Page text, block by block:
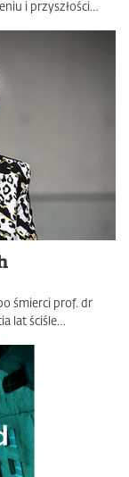
i przyszłości…
śmierci prof. dr
lat ściśle…